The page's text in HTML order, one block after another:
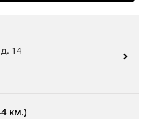
14
км.)